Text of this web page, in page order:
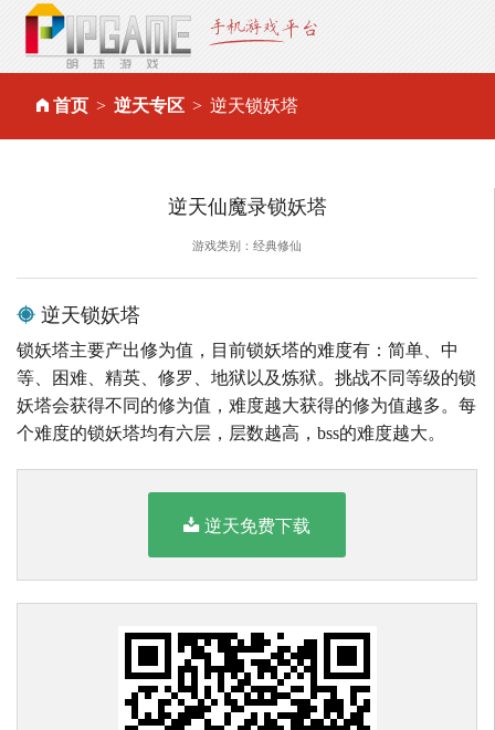
首页 逆天专区 逆天锁妖塔
逆天仙魔录锁妖塔
游戏类别：经典修仙
逆天锁妖塔
锁妖塔主要产出修为值，目前锁妖塔的难度有：简单、中
等、困难、精英、修罗、地狱以及炼狱。挑战不同等级的锁
妖塔会获得不同的修为值，难度越大获得的修为值越多。每
个难度的锁妖塔均有六层，层数越高，bss的难度越大。
逆天免费下载